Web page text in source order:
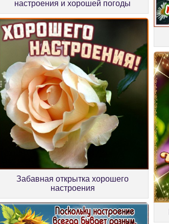
настроения и хорошей погоды
Забавная открытка хорошего
настроения